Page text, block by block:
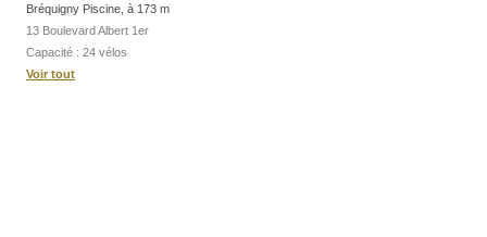
Bréquigny Piscine, à 173 m
13 Boulevard Albert 1er
Capacité : 24 vélos
Voir tout